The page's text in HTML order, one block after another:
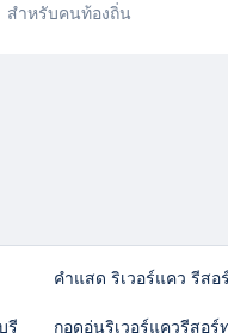
สำหรับคนท้องถิ่น
คำแสด ริเวอร์แคว รีสอ
รี กอดอุ่นริเวอร์แควรีสอร์